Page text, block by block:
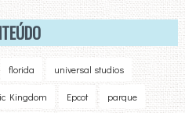
florida universal studios
Kingdom Epcot parque